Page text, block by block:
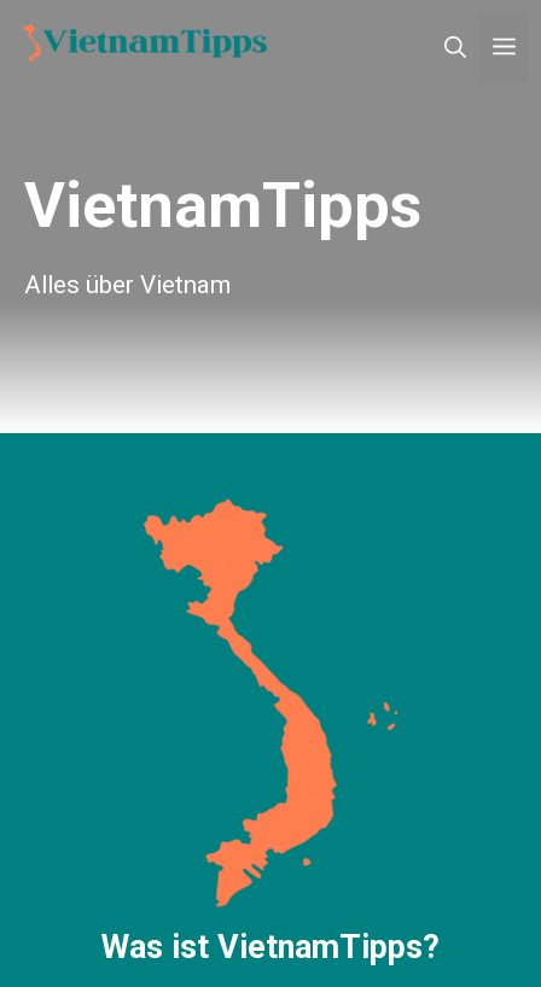
Inhalt
VietnamTipps
Alles über Vietnam
Was ist VietnamTipps?